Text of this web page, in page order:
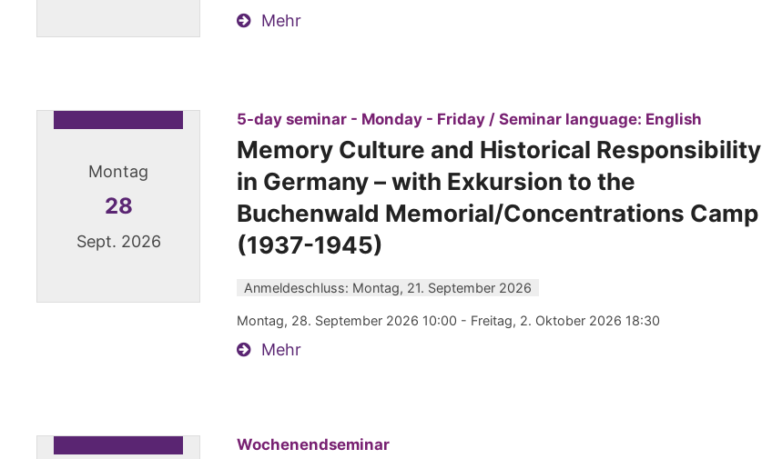
Mehr
Montag
28
Sept. 2026
Datum: 28. September 2026
5-day seminar - Monday - Friday / Seminar language: English
Memory Culture and Historical Responsibility
in Germany – with Exkursion to the
Buchenwald Memorial/Concentrations Camp
(1937-1945)
Anmeldeschluss: Montag, 21. September 2026
Montag, 28. September 2026 10:00 - Freitag, 2. Oktober 2026 18:30
Mehr
Wochenendseminar: